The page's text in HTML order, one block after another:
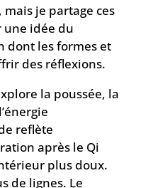
je partage ces
une idée du
dont les formes et
des réflexions.
la poussée, la
reflète
après le Qi
plus doux.
de lignes. Le